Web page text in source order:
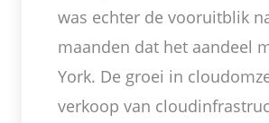
was echter de vooruitblik
maanden dat het aandeel
York. De groei in
verkoop van